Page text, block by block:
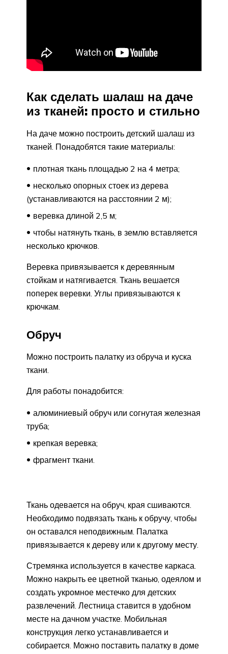
Как сделать шалаш на даче
из тканей: просто и стильно
На даче можно построить детский шалаш из
тканей. Понадобятся такие материалы:
плотная ткань площадью 2 на 4 метра;
несколько опорных стоек из дерева
(устанавливаются на расстоянии 2 м);
веревка длиной 2,5 м;
чтобы натянуть ткань, в землю вставляется
несколько крючков.
Веревка привязывается к деревянным
стойкам и натягивается. Ткань вешается
поперек веревки. Углы привязываются к
крючкам.
Обруч
Можно построить палатку из обруча и куска
ткани.
Для работы понадобится:
алюминиевый обруч или согнутая железная
труба;
крепкая веревка;
фрагмент ткани.
Ткань одевается на обруч, края сшиваются.
Необходимо подвязать ткань к обручу, чтобы
он оставался неподвижным. Палатка
привязывается к дереву или к другому месту.
Стремянка используется в качестве каркаса.
Можно накрыть ее цветной тканью, одеялом и
создать укромное местечко для детских
развлечений. Лестница ставится в удобном
месте на дачном участке. Мобильная
конструкция легко устанавливается и
собирается. Можно поставить палатку в доме